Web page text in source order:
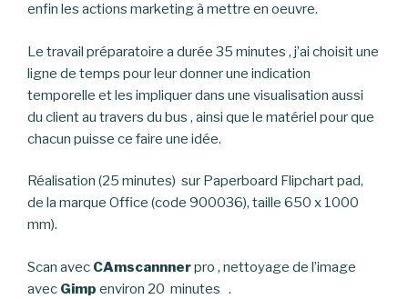
enfin les actions marketing à mettre en oeuvre.
Le travail préparatoire a durée 35 minutes , j’ai choisit une
ligne de temps pour leur donner une indication
temporelle et les impliquer dans une visualisation aussi
du client au travers du bus , ainsi que le matériel pour que
chacun puisse ce faire une idée.
Réalisation (25 minutes) sur Paperboard Flipchart pad,
de la marque Office (code 900036), taille 650 x 1000
mm).
Scan avec CAmscannnerpro , nettoyage de l’image
avec Gimp environ 20 minutes .